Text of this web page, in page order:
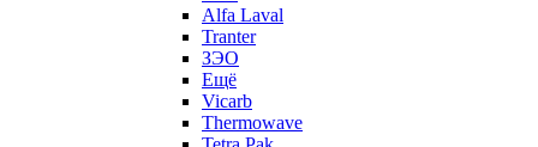
Alfa Laval
Tranter
ЗЭО
Ещё
Vicarb
Thermowave